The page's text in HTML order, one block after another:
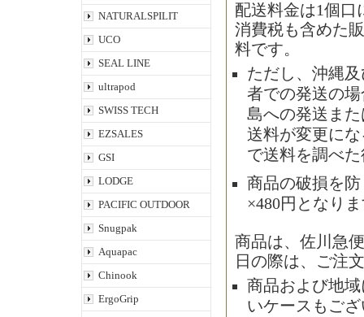
NATURALSPILIT
UCO
SEAL LINE
ultrapod
SWISS TECH
EZSALES
GSI
LODGE
PACIFIC OUTDOOR
Snugpak
Aquapac
Chinook
ErgoGrip
配送料金は1個口
消費税も含めた
料です。
ただし、沖縄
者での発送の
島への発送ま
送料が変更に
で送料を調べ
商品の破損を
×480円となり
商品は、佐川急
日の際は、ご注
商品および地
いケースもご